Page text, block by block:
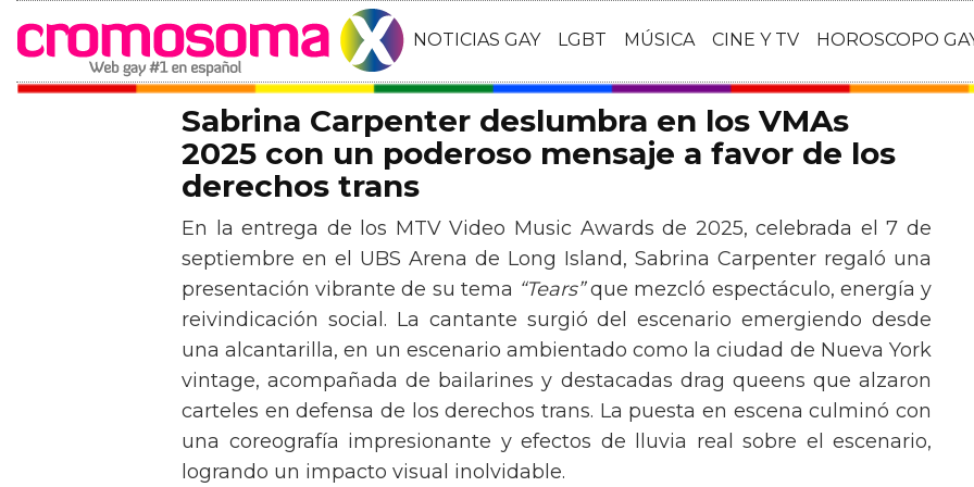
NOTICIAS GAY LGBT MÚSICA CINE Y TV HOROSCOPO
Sabrina Carpenter deslumbra en los VMAs
2025 con un poderoso mensaje a favor de los
derechos trans
En la entrega de los MTV Video Music Awards de 2025, celebrada el 7 de
septiembre en el UBS Arena de Long Island, Sabrina Carpenter regaló una
presentación vibrante de su tema “Tears”que mezcló espectáculo, energía y
reivindicación social. La cantante surgió del escenario emergiendo desde
una alcantarilla, en un escenario ambientado como la ciudad de Nueva York
vintage, acompañada de bailarines y destacadas drag queens que alzaron
carteles en defensa de los derechos trans. La puesta en escena culminó con
una coreografía impresionante y efectos de lluvia real sobre el escenario,
logrando un impacto visual inolvidable.